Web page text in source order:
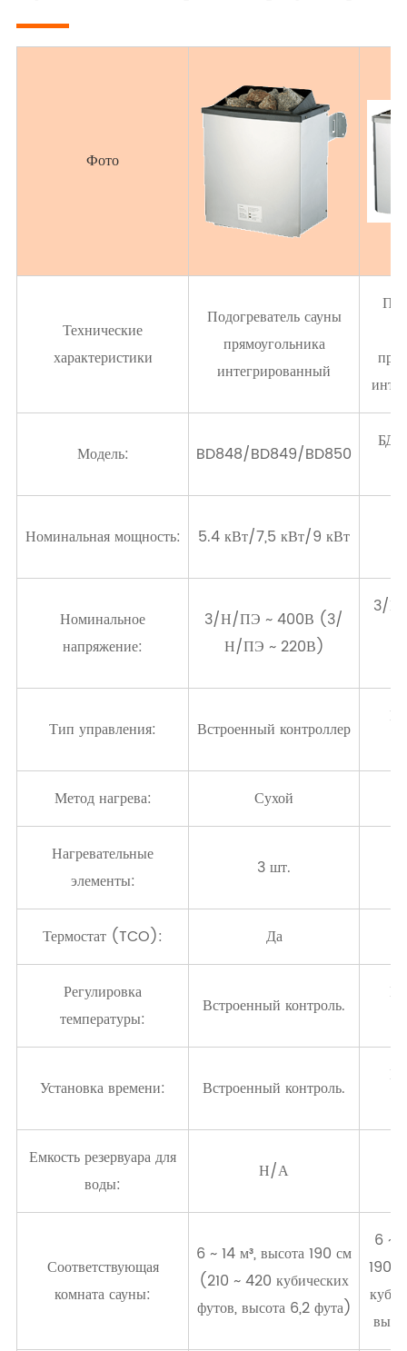
Фото
Технические
характеристики
Подогреватель сауны
прямоугольника
интегрированный
Модель: BD848/BD849/BD850
Номинальная мощность: 5.4 кВт/7,5 кВт/9 кВт
Номинальное
напряжение:
3/Н/ПЭ ~ 400В (3/
Н/ПЭ ~ 220В)
3/
Тип управления: Встроенный контроллер
Метод нагрева: Сухой
Нагревательные
элементы:
3 шт.
Термостат (TCO): Да
Регулировка
температуры:
Встроенный контроль.
Установка времени: Встроенный контроль.
Емкость резервуара для
воды:
Н/А
Соответствующая
комната сауны:
6 ~ 14 м³, высота 190 см
(210 ~ 420 кубических
футов, высота 6,2 фута)
6 ~
190